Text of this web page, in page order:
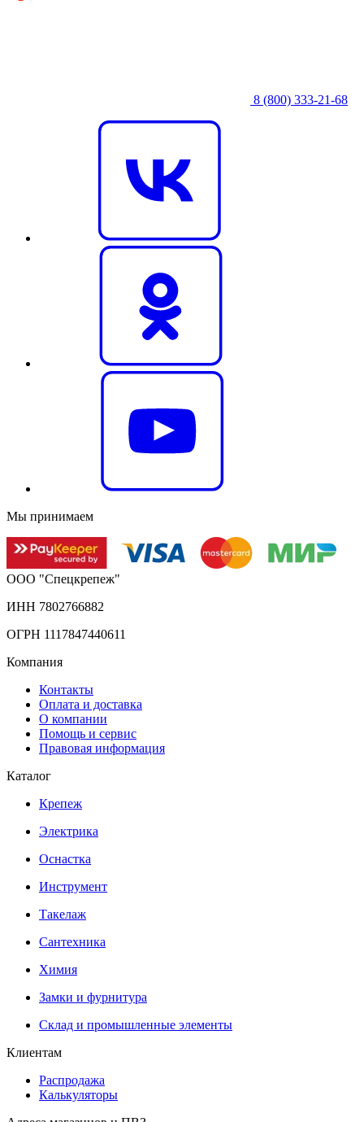
8 (800) 333‑21-68
Мы принимаем
ООО "Спецкрепеж"
ИНН 7802766882
ОГРН 1117847440611
Компания
Контакты
Оплата и доставка
О компании
Помощь и сервис
Правовая информация
Каталог
Крепеж
Электрика
Оснастка
Инструмент
Такелаж
Сантехника
Химия
Замки и фурнитура
Склад и промышленные элементы
Клиентам
Распродажа
Калькуляторы